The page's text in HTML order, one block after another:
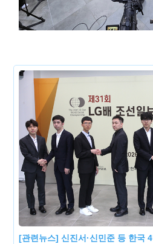
[관련뉴스] 신진서·신민준 등 한국